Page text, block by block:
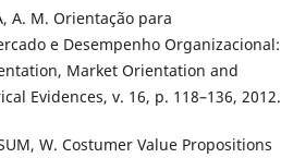
A. M. Orientação para
e Desempenho Organizacional:
Market Orientation and
Evidences, v. 16, p. 118–136, 2012.
W. Costumer Value Propositions